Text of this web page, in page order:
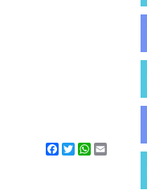
Facebook
TwitterWhatsApp